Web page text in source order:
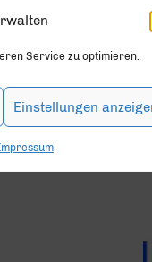
Service zu optimieren.
Einstellungen